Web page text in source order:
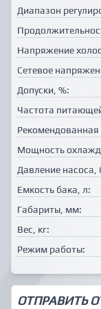
Диапазон
Напряжение
Сетевое
Допуски, %:
Частота
Мощность
Давление насоса,
Емкость бака, л:
Габариты, мм:
Вес, кг:
Режим работы:
ОТПРАВИТЬ